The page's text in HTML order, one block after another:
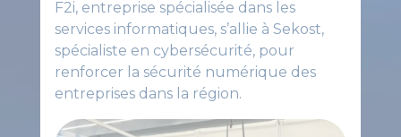
F2i, entreprise spécialisée dans les
services informatiques, s’allie à Sekost,
spécialiste en cybersécurité, pour
renforcer la sécurité numérique des
entreprises dans la région.